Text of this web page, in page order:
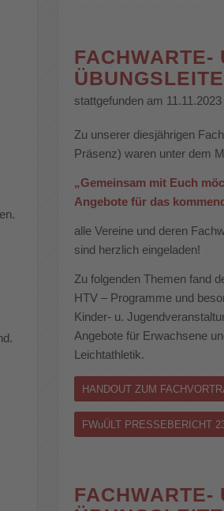
FACHWARTE-
stattgefunden am
Zu unserer diesjährigen
Präsenz) waren unter dem
„Gemeinsam mit Euch
Angebote für das
alle Vereine und deren
sind herzlich eingeladen!
Zu folgenden Themen fand
HTV – Programme und
Kinder- u.
Angebote für Erwachsene
Leichtathletik.
HANDOUT ZUM
FWuÜLT PRESSEBERICHT
FACHWARTE-